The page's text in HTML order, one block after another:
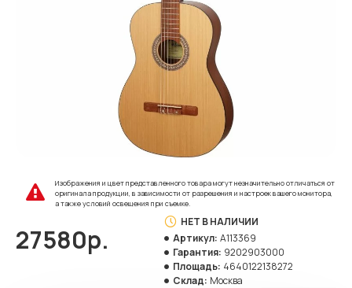
Изображения и цвет представленного товара могут незначительно отличаться от
оригинала продукции, в зависимости от разрешения и настроек вашего монитора,
а также условий освещения при съемке.
27580р.
НЕТ В НАЛИЧИИ
Артикул: A113369
Гарантия: 9202903000
Площадь: 4640122138272
Склад: Москва